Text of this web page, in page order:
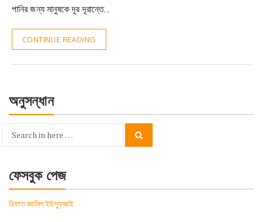
পানির জন্য মানুষকে দূর দূরান্তে…
CONTINUE READING
অনুসন্ধান
Search
ফেসবুক পেজ
রিফাত জামিল ইউসুফজাই